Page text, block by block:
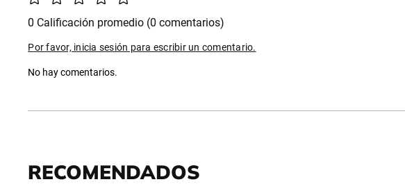
0 Calificación promedio (0 comentarios)
Por favor, inicia sesión para escribir un comentario.
No hay comentarios.
RECOMENDADOS